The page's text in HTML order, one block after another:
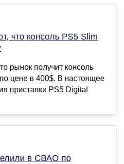
что консоль PS5 Slim
рынок получит консоль
цене в 400$. В настоящее
приставки PS5 Digital
в СВАО по